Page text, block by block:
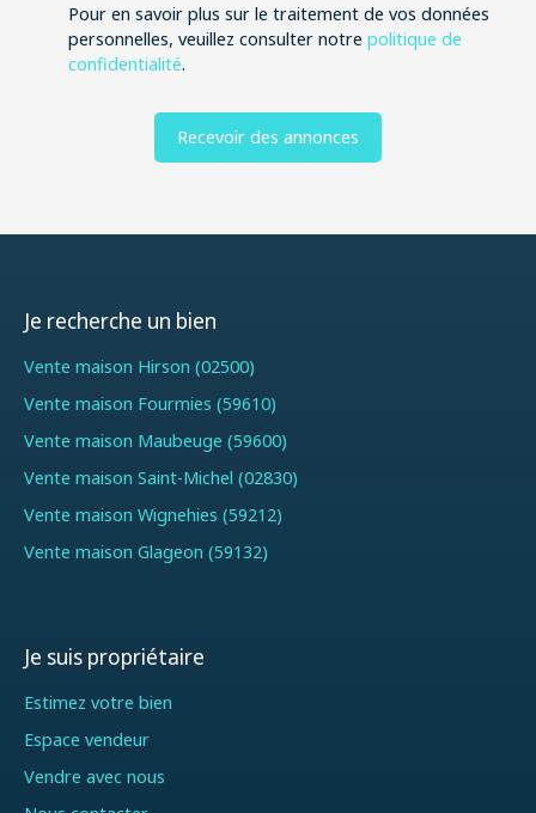
Pour en savoir plus sur le traitement de vos données
personnelles, veuillez consulter notre politique de
confidentialité.
Recevoir des annonces
Je recherche un bien
Vente maison Hirson (02500)
Vente maison Fourmies (59610)
Vente maison Maubeuge (59600)
Vente maison Saint-Michel (02830)
Vente maison Wignehies (59212)
Vente maison Glageon (59132)
Je suis propriétaire
Estimez votre bien
Espace vendeur
Vendre avec nous